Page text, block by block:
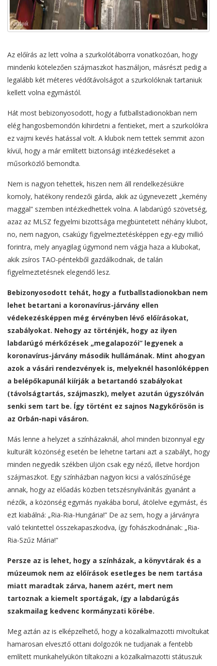
Az előírás az lett volna a szurkolótáborra vonatkozóan, hogy
mindenki kötelezően szájmaszkot használjon, másrészt pedig a
legalább két méteres védőtávolságot a szurkolóknak tartaniuk
kellett volna egymástól.
Hát most bebizonyosodott, hogy a futballstadionokban nem
elég hangosbemondón kihirdetni a fentieket, mert a szurkolókra
ez vajmi kevés hatással volt. A klubok nem tettek semmit azon
kívül, hogy a már említett biztonsági intézkedéseket a
műsorközlő bemondta.
Nem is nagyon tehettek, hiszen nem áll rendelkezésükre
komoly, hatékony rendezői gárda, akik az úgynevezett „kemény
maggal” szemben intézkedhettek volna. A labdarúgó szövetség,
azaz az MLSZ fegyelmi bizottsága megbüntetett néhány klubot,
no, nem nagyon, csakúgy figyelmeztetésképpen egy-egy millió
forintra, mely anyagilag úgymond nem vágja haza a klubokat,
akik zsíros TAO-péntekből gazdálkodnak, de talán
figyelmeztetésnek elegendő lesz.
Bebizonyosodott tehát, hogy a futballstadionokban nem
lehet betartani a koronavírus-járvány ellen
védekezésképpen még érvényben lévő előírásokat,
szabályokat. Nehogy az történjék, hogy az ilyen
labdarúgó mérkőzések „megalapozói” legyenek a
koronavírus-járvány második hullámának. Mint ahogyan
azok a vásári rendezvények is, melyeknél hasonlóképpen
a belépőkapunál kiírják a betartandó szabályokat
(távolságtartás, szájmaszk), melyet azután úgyszólván
senki sem tart be. Így történt ez sajnos Nagykőrösön is
az Orbán-napi vásáron.
Más lenne a helyzet a színházaknál, ahol minden bizonnyal egy
kulturált közönség esetén be lehetne tartani azt a szabályt, hogy
minden negyedik székben üljön csak egy néző, illetve hordjon
szájmaszkot. Egy színházban nagyon kicsi a valószínűsége
annak, hogy az előadás közben tetszésnyilvánítás gyanánt a
nézők, a közönség egymás nyakába borul, átölelve egymást, és
ezt kiabálná: „Ria-Ria-Hungária!” De az sem, hogy a járványra
való tekintettel összekapaszkodva, így fohászkodnának: „Ria-
Ria-Szűz Mária!”
Persze az is lehet, hogy a színházak, a könyvtárak és a
múzeumok nem az előírások esetleges be nem tartása
miatt maradtak zárva, hanem azért, mert nem
tartoznak a kiemelt sportágak, így a labdarúgás
szakmailag kedvenc kormányzati körébe.
Meg aztán az is elképzelhető, hogy a közalkalmazotti mivoltukat
hamarosan elvesztő ottani dolgozók ne tudjanak a fentebb
említett munkahelyükön tiltakozni a közalkalmazotti státuszuk